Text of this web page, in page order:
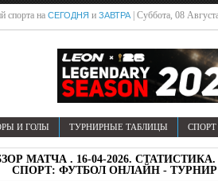
спорта на СЕГОДНЯ и ЗАВТРА| Суббота, 08
И ГОЛЫ ТУРНИРНЫЕ ТАБЛИЦЫ
МАТЧА . 16-04-2026.
СПОРТ: ФУТБОЛ ОНЛАЙН -